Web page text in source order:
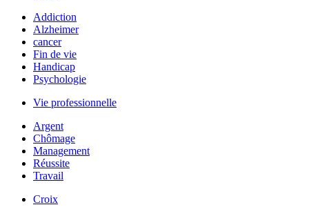
Addiction
Alzheimer
cancer
Fin de vie
Handicap
Psychologie
Vie professionnelle
Argent
Chômage
Management
Réussite
Travail
Croix